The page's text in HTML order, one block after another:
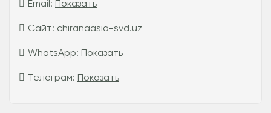
Email: Показать
Сайт: chiranaasia-svd.uz
WhatsApp: Показать
Телеграм: Показать